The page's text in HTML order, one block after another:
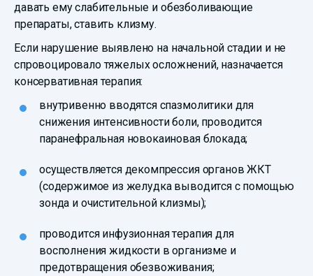
давать ему слабительные и обезболивающие
препараты, ставить клизму.
Если нарушение выявлено на начальной стадии и не
спровоцировало тяжелых осложнений, назначается
консервативная терапия:
внутривенно вводятся спазмолитики для
снижения интенсивности боли, проводится
паранефральная новокаиновая блокада;
осуществляется декомпрессия органов ЖКТ
(содержимое из желудка выводится с помощью
зонда и очистительной клизмы);
проводится инфузионная терапия для
восполнения жидкости в организме и
предотвращения обезвоживания;